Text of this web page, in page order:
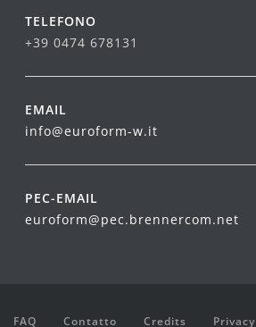
TELEFONO
+39 0474 678131
EMAIL
info@euroform-w.it
PEC-EMAIL
euroform@pec.brennercom.net
FAQ Contatto Credits Privacy